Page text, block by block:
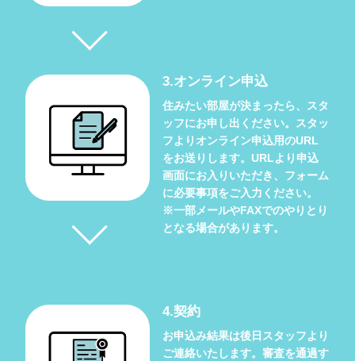
3.オンライン申込
住みたい部屋が決まったら、スタ
ッフにお申し出ください。スタッ
フよりオンライン申込用のURL
をお送りします。URLより申込
画面にお入りいただき、フォーム
に必要事項をご入力ください。
※一部メールやFAXでのやりとり
となる場合があります。
4.契約
お申込み結果は後日スタッフより
ご連絡いたします。審査を通過す